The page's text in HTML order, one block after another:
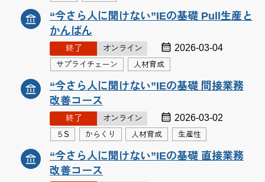
“今さら人に聞けない”IEの基礎 Pull生産と
かんばん
終了 オンライン 2026-03-04
サプライチェーン 人材育成
“今さら人に聞けない”IEの基礎 間接業務
改善コース
終了 オンライン 2026-03-02
５S からくり 人材育成 生産性
“今さら人に聞けない”IEの基礎 直接業務
改善コース